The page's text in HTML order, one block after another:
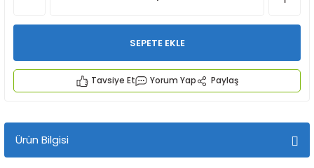
ÜRETİM Ürünleri
SEPETE EKLE
Tavsiye Et Yorum Yap Paylaş
Ürün Bilgisi